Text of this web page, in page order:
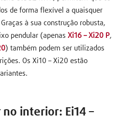
de forma flexível a quaisquer
à sua construção robusta,
pendular (apenasXi16 – Xi20 P,
) também podem ser utilizados
Os Xi10 – Xi20 estão
no interior: Ei14 –